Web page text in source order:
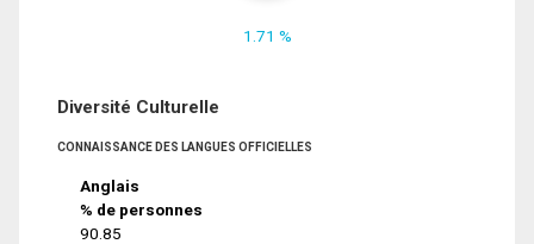
1.71 %
Diversité Culturelle
CONNAISSANCE DES LANGUES OFFICIELLES
Anglais
% de personnes
90.85